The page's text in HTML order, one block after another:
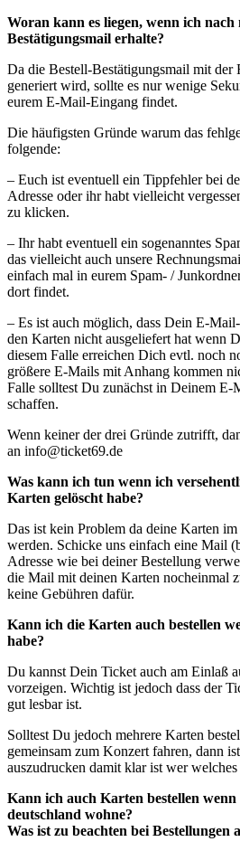
Woran kann es liegen, wenn ich nach
Bestätigungsmail erhalte?
Da die Bestell-Bestätigungsmail mit der
generiert wird, sollte es nur wenige
eurem E-Mail-Eingang findet.
Die häufigsten Gründe warum das
folgende:
– Euch ist eventuell ein Tippfehler bei
Adresse oder ihr habt vielleicht
zu klicken.
– Ihr habt eventuell ein sogenanntes
das vielleicht auch unsere
einfach mal in eurem Spam- /
dort findet.
– Es ist auch möglich, dass Dein E-
den Karten nicht ausgeliefert hat wenn
diesem Falle erreichen Dich evtl. noch
größere E-Mails mit Anhang kommen
Falle solltest Du zunächst in Deinem E-
schaffen.
Wenn keiner der drei Gründe zutrifft,
an info@ticket69.de
Was kann ich tun wenn ich
Karten gelöscht habe?
Das ist kein Problem da deine Karten im
werden. Schicke uns einfach eine Mail
Adresse wie bei deiner Bestellung
die Mail mit deinen Karten nocheinmal
keine Gebühren dafür.
Kann ich die Karten auch bestellen
habe?
Du kannst Dein Ticket auch am Einlaß
vorzeigen. Wichtig ist jedoch dass der
gut lesbar ist.
Solltest Du jedoch mehrere Karten
gemeinsam zum Konzert fahren, dann
auszudrucken damit klar ist wer
Kann ich auch Karten bestellen
deutschland wohne?
Was ist zu beachten bei Bestellungen